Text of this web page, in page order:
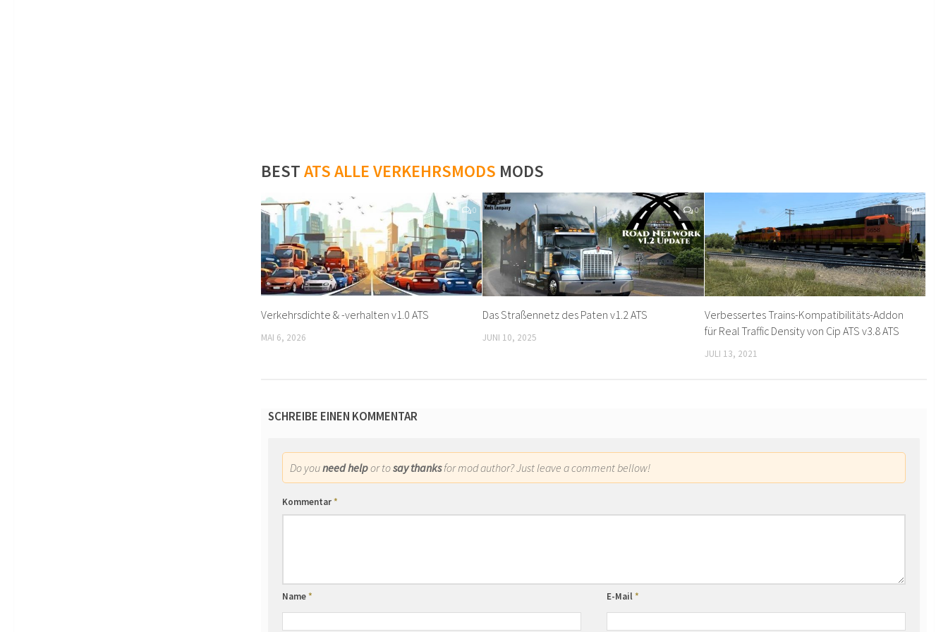
BESTATS ALLE VERKEHRSMODS MODS
0
Verkehrsdichte & -verhalten v1.0 ATS
MAI 6, 2026
0
Das Straßennetz des Paten v1.2 ATS
JUNI 10, 2025
0
Verbessertes Trains-Kompatibilitäts-Addon
für Real Traffic Density von Cip ATS v3.8 ATS
JULI 13, 2021
SCHREIBE EINEN KOMMENTAR
Do youneed helpor tosay thanksfor mod author? Just leave a comment bellow!
Kommentar*
Name* E-Mail*